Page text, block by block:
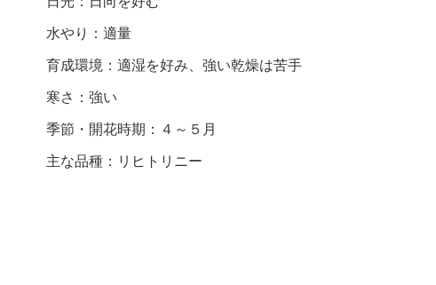
水やり：適量
育成環境：適湿を好み、強い乾燥は苦手
寒さ：強い
季節・開花時期：４～５月
主な品種：リヒトリニー